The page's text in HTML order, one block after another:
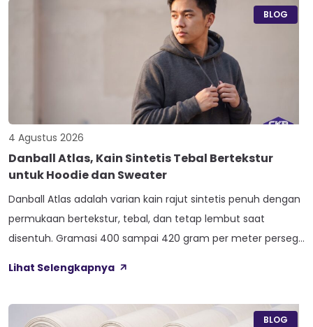
BLOG
4 Agustus 2026
Danball Atlas, Kain Sintetis Tebal Bertekstur
untuk Hoodie dan Sweater
Danball Atlas adalah varian kain rajut sintetis penuh dengan
permukaan bertekstur, tebal, dan tetap lembut saat
disentuh. Gramasi 400 sampai 420 gram per meter persegi,
Anti Bacterial, dan Anti Kusut, membuat kain ini pas untuk
Nama Atlas boleh jadi belum […]
Lihat Selengkapnya
BLOG